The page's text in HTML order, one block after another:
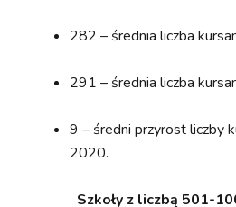
282 – średnia liczba
291 – średnia liczba
9 – średni przyrost liczby
2020.
Szkoły z liczbą 501-